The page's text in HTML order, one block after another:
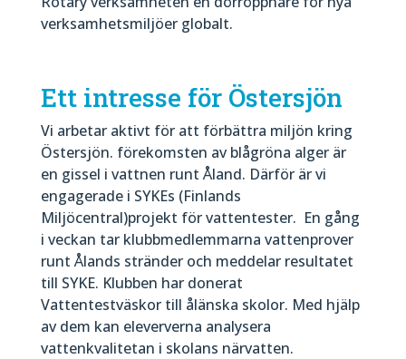
verksamhetsmiljöer globalt.
Ett intresse för Östersjön
Vi arbetar aktivt för att förbättra miljön kring
Östersjön. förekomsten av blågröna alger är
en gissel i vattnen runt Åland. Därför är vi
engagerade i SYKEs (Finlands
Miljöcentral)projekt för vattentester. En gång
i veckan tar klubbmedlemmarna vattenprover
runt Ålands stränder och meddelar resultatet
till SYKE. Klubben har donerat
Vattentestväskor till ålänska skolor. Med hjälp
av dem kan eleververna analysera
vattenkvalitetan i skolans närvatten.